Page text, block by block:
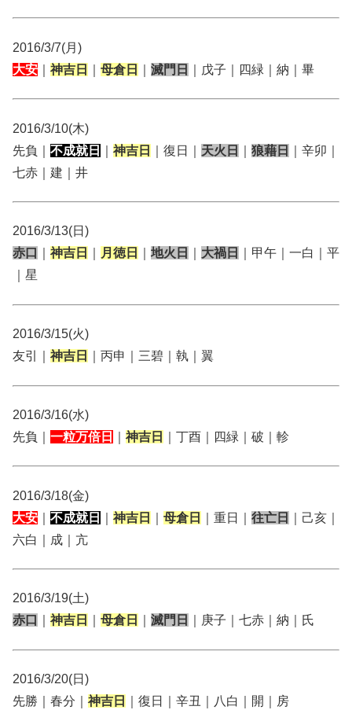
2016/3/7(月)
大安
神吉日 母倉日 滅門日 ｜戊子｜四緑｜納｜畢
2016/3/10(木)
先負｜ 不成就日 神吉日 ｜復日｜ 天火日 狼藉日
｜辛卯｜
七赤｜建｜井
2016/3/13(日)
赤口
神吉日 月徳日 地火日 大禍日
｜甲午｜一白｜平
｜星
2016/3/15(火)
友引｜ 神吉日 ｜丙申｜三碧｜執｜翼
2016/3/16(水)
先負｜ 一粒万倍日 神吉日 ｜丁酉｜四緑｜破｜軫
2016/3/18(金)
大安
不成就日 神吉日 母倉日 ｜重日｜ 往亡日
｜己亥｜
六白｜成｜亢
2016/3/19(土)
赤口
神吉日 母倉日 滅門日 ｜庚子｜七赤｜納｜氏
2016/3/20(日)
先勝｜春分｜ 神吉日 ｜復日｜辛丑｜八白｜開｜房